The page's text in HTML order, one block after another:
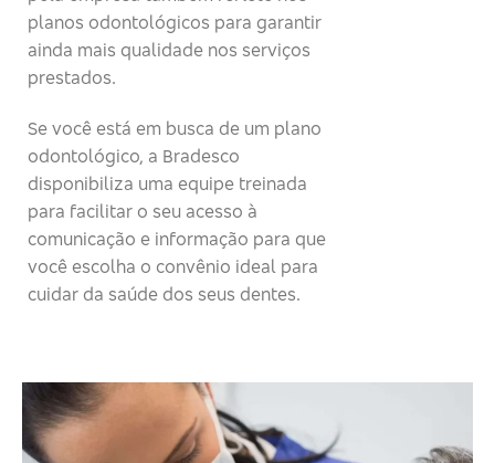
planos odontológicos para garantir
ainda mais qualidade nos serviços
prestados.
Se você está em busca de um plano
odontológico, a Bradesco
disponibiliza uma equipe treinada
para facilitar o seu acesso à
comunicação e informação para que
você escolha o convênio ideal para
cuidar da saúde dos seus dentes.